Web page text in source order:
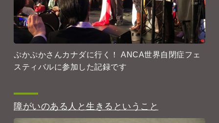
ぷかぷかさんカナダに行く！ ANCA世界自閉症フェ
スティバルに参加した記録です
障がいのある人と生きるということ